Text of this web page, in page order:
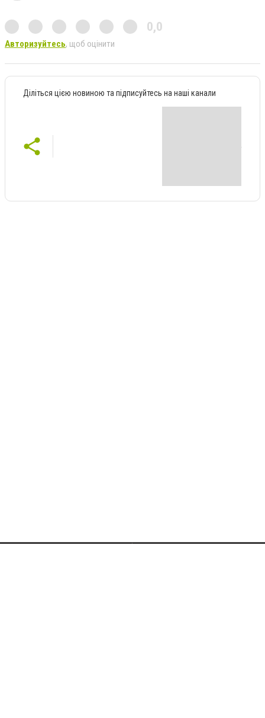
0,0
Авторизуйтесь, щоб оцінити
Діліться цією новиною та підписуйтесь на наші канали